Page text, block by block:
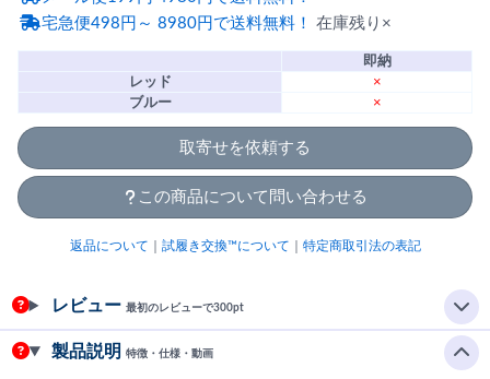
宅急便498円～ 8980円で送料無料！ 在庫残り×
即納
レッド
×
ブルー
×
取寄せを依頼する
この商品について問い合わせる
返品について 試履き交換™について 特定商取引法の表記
レビュー 最初のレビューで300pt
製品説明 特徴・仕様・動画